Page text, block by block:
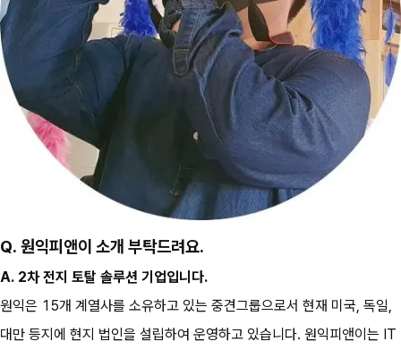
Q. 원익피앤이 소개 부탁드려요.
A. 2차 전지 토탈 솔루션 기업입니다.
원익은 15개 계열사를 소유하고 있는 중견그룹으로서 현재 미국, 독일,
대만 등지에 현지 법인을 설립하여 운영하고 있습니다. 원익피앤이는 IT